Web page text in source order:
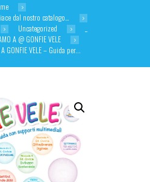
dal nostro catalogo…
Uncategorized
A @ GONFIE VELE
GONFIE VELE – Guida per...